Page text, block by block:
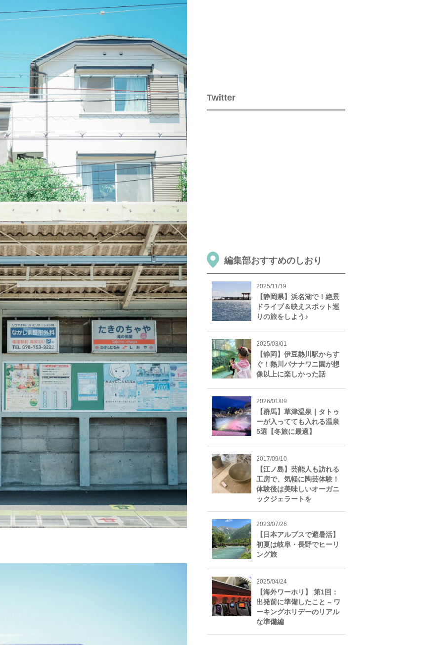
Twitter
編集部おすすめのしおり
2025/11/19
【静岡県】浜名湖で！絶景
ドライブ＆映えスポット巡
りの旅をしよう♪
2025/03/01
【静岡】伊豆熱川駅からす
ぐ！熱川バナナワニ園が想
像以上に楽しかった話
2026/01/09
【群馬】草津温泉｜タトゥ
ーが入ってても入れる温泉
5選【冬旅に最適】
2017/09/10
【江ノ島】芸能人も訪れる
工房で、気軽に陶芸体験！
体験後は美味しいオーガニ
ックジェラートを
2023/07/26
【日本アルプスで避暑活】
初夏は岐阜・長野でヒーリ
ング旅
2025/04/24
【海外ワーホリ】 第1回：
出発前に準備したこと – ワ
ーキングホリデーのリアル
な準備編